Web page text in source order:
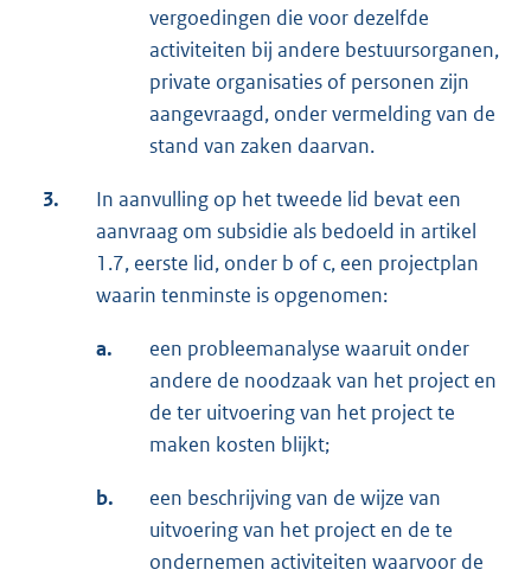
vergoedingen die voor dezelfde
activiteiten bij andere bestuursorganen,
private organisaties of personen zijn
aangevraagd, onder vermelding van de
stand van zaken daarvan.
3.
In aanvulling op het tweede lid bevat een
aanvraag om subsidie als bedoeld in artikel
1.7, eerste lid, onder b of c, een projectplan
waarin tenminste is opgenomen:
a.
een probleemanalyse waaruit onder
andere de noodzaak van het project en
de ter uitvoering van het project te
maken kosten blijkt;
b.
een beschrijving van de wijze van
uitvoering van het project en de te
ondernemen activiteiten waarvoor de